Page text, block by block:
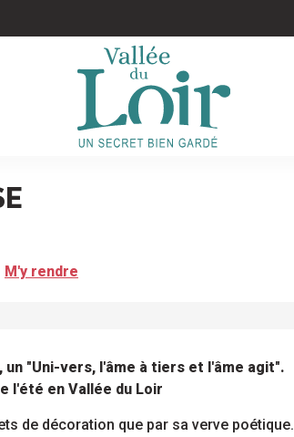
M'y rendre
"Uni-vers, l'âme à tiers et l'âme agit".
l'été en Vallée du Loir
de décoration que par sa verve poétique.